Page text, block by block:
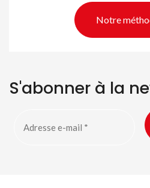
Notre
S'abonner à la